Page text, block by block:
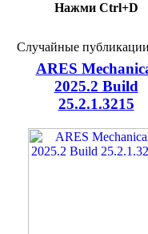
Нажми Ctrl+D
Случайные публикации
ARES
2025.2 Build
25.2.1.3215